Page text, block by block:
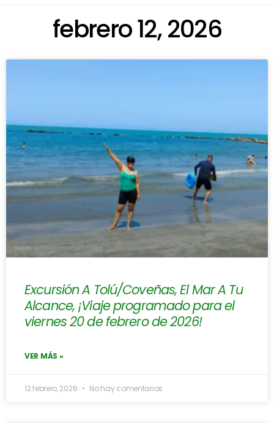
febrero 12, 2026
Excursión A Tolú/Coveñas, El Mar A Tu
Alcance, ¡Viaje programado para el
viernes 20 de febrero de 2026!
VER MÁS »
12 febrero, 2026 No hay comentarios